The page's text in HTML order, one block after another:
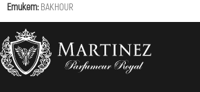
Етикет: BAKHOUR